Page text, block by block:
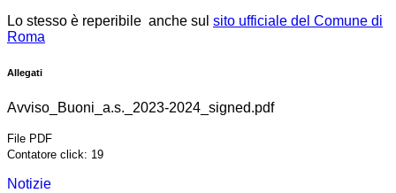
Lo stesso è reperibile anche sul sito ufficiale del Comune di
Roma
Allegati
Avviso_Buoni_a.s._2023-2024_signed.pdf
File PDF
Contatore click: 19
Notizie